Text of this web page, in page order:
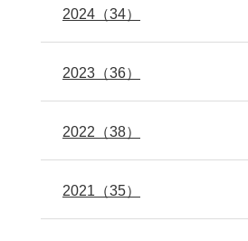
2024 （34）
2023 （36）
2022 （38）
2021 （35）